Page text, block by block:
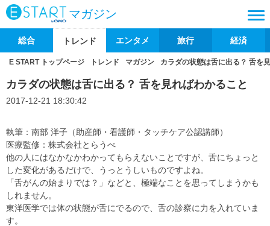
マガジン
総合 トレンド エンタメ 旅行 経済
E START トップページ トレンド マガジン カラダの状態は舌に出る？ 舌を
カラダの状態は舌に出る？ 舌を見ればわかること
2017-12-21 18:30:42
執筆：南部 洋子（助産師・看護師・タッチケア公認講師）
医療監修：株式会社とらうべ
他の人にはなかなかわかってもらえないことですが、舌にちょっと
した変化があるだけで、うっとうしいものですよね。
「舌がんの始まりでは？」などと、極端なことを思ってしまうかも
しれません。
東洋医学では体の状態が舌にでるので、舌の診察に力を入れていま
す。